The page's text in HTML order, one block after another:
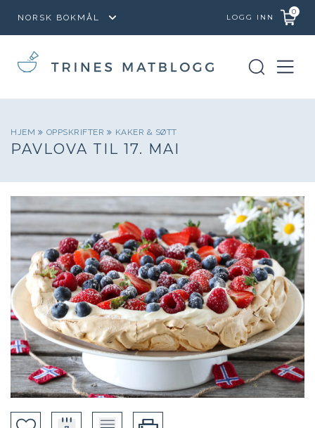
LOGG INN
0
HJEM OPPSKRIFTER KAKER & SØTT
PAVLOVA TIL 17. MAI